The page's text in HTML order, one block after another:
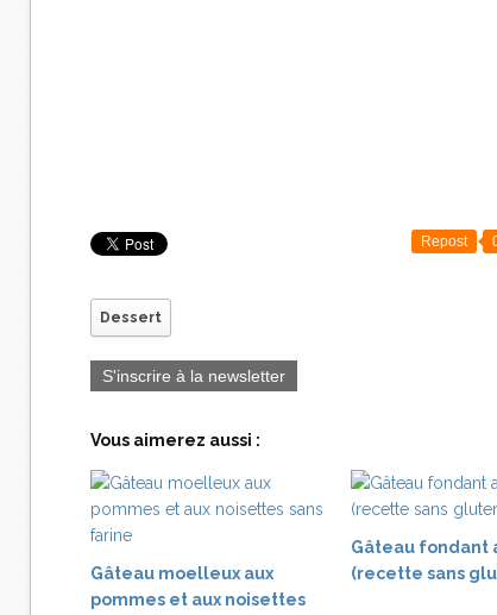
Repost
Dessert
S'inscrire à la newsletter
Vous aimerez aussi :
Gâteau moelleux aux
pommes et aux noisettes
Gâteau fondant
(recette sans